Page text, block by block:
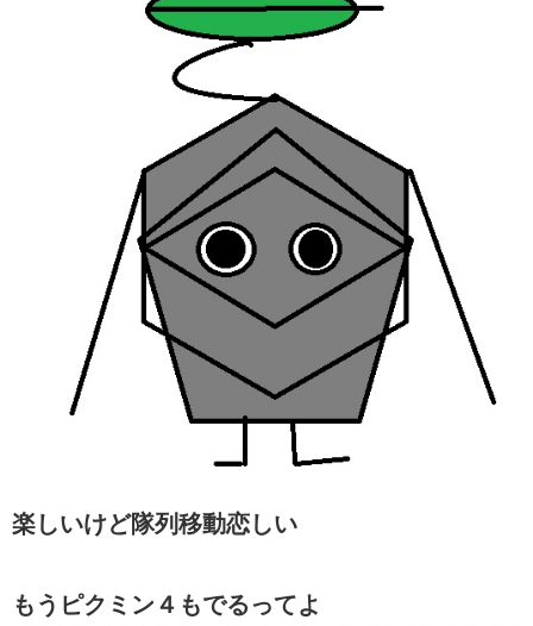
楽しいけど隊列移動恋しい
もうピクミン４もでるってよ